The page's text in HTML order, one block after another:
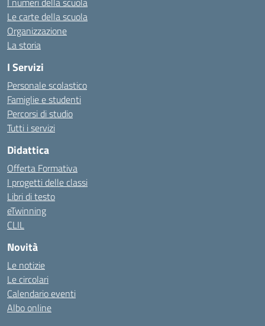
Le carte della scuola
Organizzazione
La storia
I Servizi
Personale scolastico
Famiglie e studenti
Percorsi di studio
Tutti i servizi
Didattica
Offerta Formativa
I progetti delle classi
Libri di testo
eTwinning
CLIL
Novità
Le notizie
Le circolari
Calendario eventi
Albo online